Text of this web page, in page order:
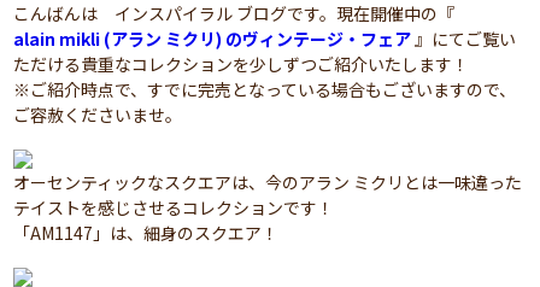
こんばんは インスパイラル ブログです。現在開催中の『
alain mikli (アラン ミクリ) のヴィンテージ・フェア』にてご覧い
ただける貴重なコレクションを少しずつご紹介いたします！
※ご紹介時点で、すでに完売となっている場合もございますので、
ご容赦くださいませ。
オーセンティックなスクエアは、今のアラン ミクリとは一味違った
テイストを感じさせるコレクションです！
「AM1147」は、細身のスクエア！